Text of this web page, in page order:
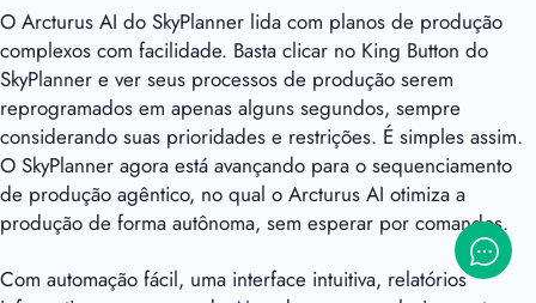
O Arcturus AI do SkyPlanner lida com planos de produção
complexos com facilidade. Basta clicar no King Button do
SkyPlanner e ver seus processos de produção serem
reprogramados em apenas alguns segundos, sempre
considerando suas prioridades e restrições. É simples assim.
O SkyPlanner agora está avançando para o sequenciamento
de produção agêntico, no qual o Arcturus AI otimiza a
produção de forma autônoma, sem esperar por comandos.
Com automação fácil, uma interface intuitiva, relatórios